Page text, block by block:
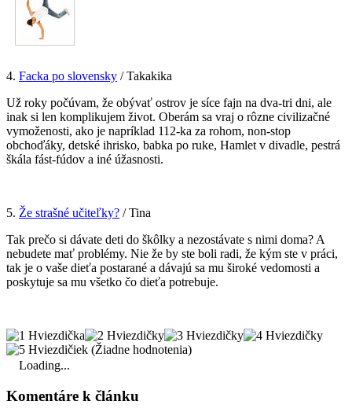
4. Facka po slovensky / Takakika
Už roky počúvam, že obývať ostrov je síce fajn na dva-tri dni, ale
inak si len komplikujem život. Oberám sa vraj o rôzne civilizačné
vymoženosti, ako je napríklad 112-ka za rohom, non-stop
obchoďáky, detské ihrisko, babka po ruke, Hamlet v divadle, pestrá
škála fást-fúdov a iné úžasnosti.
5. Že strašné učiteľky? / Tina
Tak prečo si dávate deti do škôlky a nezostávate s nimi doma? A
nebudete mať problémy. Nie že by ste boli radi, že kým ste v práci,
tak je o vaše dieťa postarané a dávajú sa mu široké vedomosti a
poskytuje sa mu všetko čo dieťa potrebuje.
(Žiadne hodnotenia)
Loading...
Komentáre k článku